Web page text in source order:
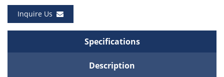
Inquire Us
Specifications
Description